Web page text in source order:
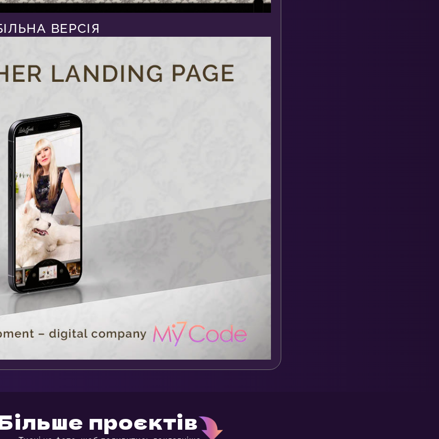
ВЕРСІЯ
проєктів